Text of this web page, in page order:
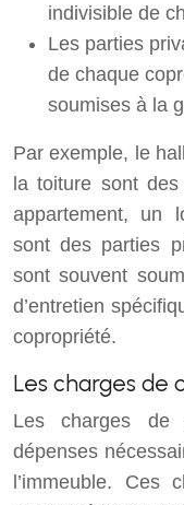
indivisible de
Les parties
de chaque
soumises à la
Par exemple, le
la toiture sont des
appartement, un
sont des parties
sont souvent
d’entretien
copropriété.
Les charges de
Les charges de
dépenses
l’immeuble. Ces